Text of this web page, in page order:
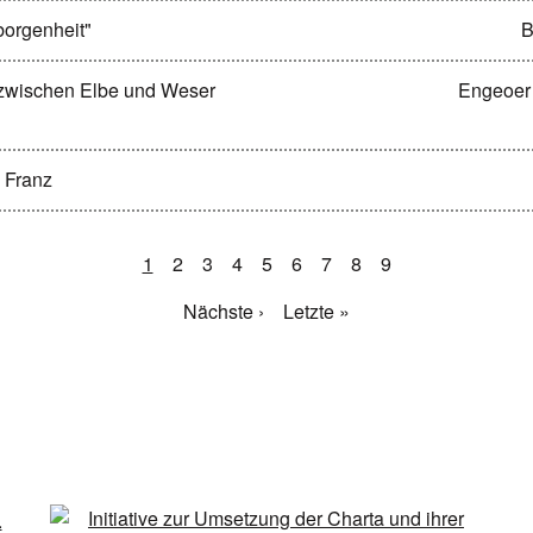
Elbe und Weser
1 2 3 4 5 6 7 8
9
Nächste ›
Letzte »